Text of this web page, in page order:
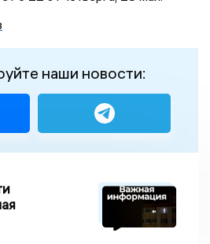
наши новости: